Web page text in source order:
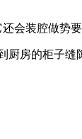
会装腔做势要
到厨房的柜子